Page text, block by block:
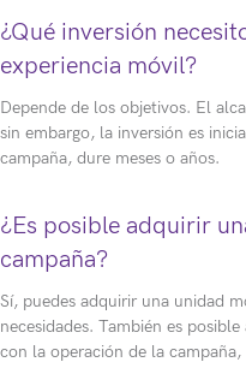
¿Qué inversión
experiencia móvil?
Depende de los objetivos. El
sin embargo, la inversión es
campaña, dure meses o años.
¿Es posible adquirir
campaña?
Sí, puedes adquirir una unidad
necesidades. También es
con la operación de la